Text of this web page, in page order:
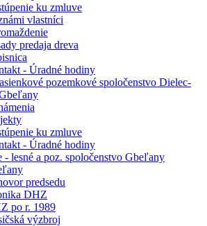
ku zmluve
vlastníci
predaja dreva
- Úradné hodiny
pozemkové spoločenstvo Dielec-
ku zmluve
- Úradné hodiny
- lesné a poz. spoločenstvo Gbeľany
predsedu
DHZ
po r. 1989
výzbroj